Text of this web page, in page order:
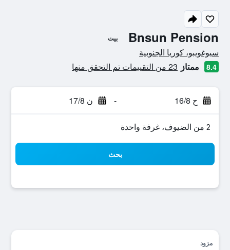
Bnsun Pension بيت
تقييم فئة 0
سيوغويبو، كوريا الجنوبية
8.4 ممتاز 23 من التقييمات تم التحقق منها
ح 16/8 - ن 17/8
2 من الضيوف، غرفة واحدة
بحث
مزود